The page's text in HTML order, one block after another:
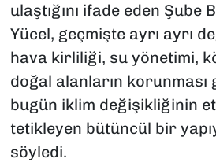
ulaştığını ifade eden Şube
Yücel, geçmişte ayrı ayrı
hava kirliliği, su yönetimi,
doğal alanların korunması
bugün iklim değişikliğinin
tetikleyen bütüncül bir
söyledi.